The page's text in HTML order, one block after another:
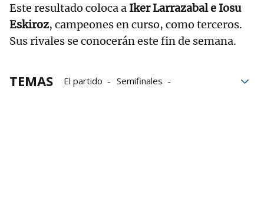
Este resultado coloca a Iker Larrazabal e Iosu
Eskiroz, campeones en curso, como terceros.
Sus rivales se conocerán este fin de semana.
TEMAS El partido
Semifinales